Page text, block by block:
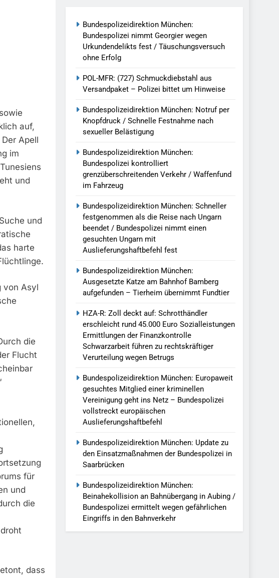
Verkehr / Waffenfund Im
Reise Nach Ungarn Beendet / Bundespolizei Nimmt
Bamberg Aufgefunden – Tierheim Übernimmt
Sozialleistungen Ermittlungen Der Finanzkontrolle
Einer Kriminellen Vereinigung Geht Ins Netz –
Der Bundespolizei In Saarbrücken
In Aubing / Bundespolizei Ermittelt Wegen
auf,
Apell
im
und
und
harte
von Asyl
die
Flucht
für
und
die
dass
Bundespolizeidirektion München:
Bundespolizei nimmt Georgier wegen
Urkundendelikts fest / Täuschungsversuch
ohne Erfolg
POL-MFR: (727) Schmuckdiebstahl aus
Versandpaket – Polizei bittet um Hinweise
Bundespolizeidirektion München: Notruf per
Knopfdruck / Schnelle Festnahme nach
sexueller Belästigung
Bundespolizeidirektion München:
Bundespolizei kontrolliert
grenzüberschreitenden Verkehr / Waffenfund
im Fahrzeug
Bundespolizeidirektion München: Schneller
festgenommen als die Reise nach Ungarn
beendet / Bundespolizei nimmt einen
gesuchten Ungarn mit
Auslieferungshaftbefehl fest
Bundespolizeidirektion München:
Ausgesetzte Katze am Bahnhof Bamberg
aufgefunden – Tierheim übernimmt Fundtier
HZA-R: Zoll deckt auf: Schrotthändler
erschleicht rund 45.000 Euro Sozialleistungen
Ermittlungen der Finanzkontrolle
Schwarzarbeit führen zu rechtskräftiger
Verurteilung wegen Betrugs
Bundespolizeidirektion München: Europaweit
gesuchtes Mitglied einer kriminellen
Vereinigung geht ins Netz – Bundespolizei
vollstreckt europäischen
Auslieferungshaftbefehl
Bundespolizeidirektion München: Update zu
den Einsatzmaßnahmen der Bundespolizei in
Saarbrücken
Bundespolizeidirektion München:
Beinahekollision an Bahnübergang in Aubing /
Bundespolizei ermittelt wegen gefährlichen
Eingriffs in den Bahnverkehr